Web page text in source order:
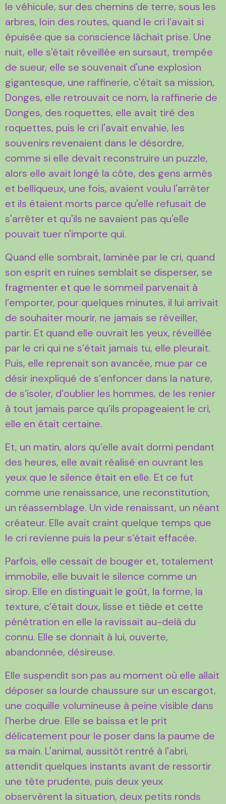
le véhicule, sur des chemins de terre, sous les
arbres, loin des routes, quand le cri l’avait si
épuisée que sa conscience lâchait prise. Une
nuit, elle s'était réveillée en sursaut, trempée
de sueur, elle se souvenait d'une explosion
gigantesque, une raffinerie, c'était sa mission,
Donges, elle retrouvait ce nom, la raffinerie de
Donges, des roquettes, elle avait tiré des
roquettes, puis le cri l'avait envahie, les
souvenirs revenaient dans le désordre,
comme si elle devait reconstruire un puzzle,
alors elle avait longé la côte, des gens armés
et belliqueux, une fois, avaient voulu l'arrêter
et ils étaient morts parce qu'elle refusait de
s'arrêter et qu'ils ne savaient pas qu'elle
pouvait tuer n'importe qui.
Quand elle sombrait, laminée par le cri, quand
son esprit en ruines semblait se disperser, se
fragmenter et que le sommeil parvenait à
l’emporter, pour quelques minutes, il lui arrivait
de souhaiter mourir, ne jamais se réveiller,
partir. Et quand elle ouvrait les yeux, réveillée
par le cri qui ne s’était jamais tu, elle pleurait.
Puis, elle reprenait son avancée, mue par ce
désir inexpliqué de s’enfoncer dans la nature,
de s’isoler, d’oublier les hommes, de les renier
à tout jamais parce qu’ils propageaient le cri,
elle en était certaine.
Et, un matin, alors qu’elle avait dormi pendant
des heures, elle avait réalisé en ouvrant les
yeux que le silence était en elle. Et ce fut
comme une renaissance, une reconstitution,
un réassemblage. Un vide renaissant, un néant
créateur. Elle avait craint quelque temps que
le cri revienne puis la peur s’était effacée.
Parfois, elle cessait de bouger et, totalement
immobile, elle buvait le silence comme un
sirop. Elle en distinguait le goût, la forme, la
texture, c’était doux, lisse et tiède et cette
pénétration en elle la ravissait au-delà du
connu. Elle se donnait à lui, ouverte,
abandonnée, désireuse.
Elle suspendit son pas au moment où elle allait
déposer sa lourde chaussure sur un escargot,
une coquille volumineuse à peine visible dans
l'herbe drue. Elle se baissa et le prit
délicatement pour le poser dans la paume de
sa main. L'animal, aussitôt rentré à l'abri,
attendit quelques instants avant de ressortir
une tête prudente, puis deux yeux
observèrent la situation, deux petits ronds